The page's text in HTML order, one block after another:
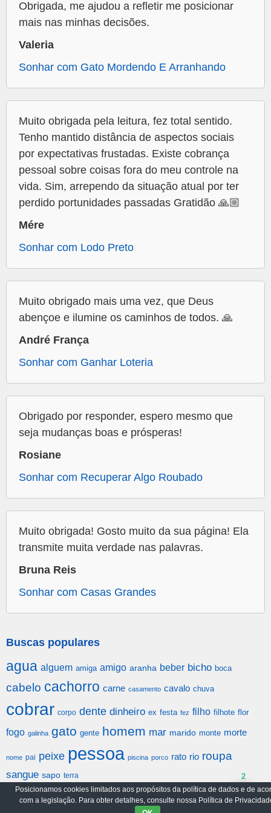
Obrigada, me ajudou a refletir me posicionar
mais nas minhas decisões.
Valeria
Sonhar com Gato Mordendo E Arranhando
Muito obrigada pela leitura, fez total sentido.
Tenho mantido distância de aspectos sociais
por expectativas frustadas. Existe cobrança
pessoal sobre coisas fora do meu controle na
vida. Sim, arrependo da situação atual por ter
perdido portunidades passadas Gratidão 🙏🏼
Mére
Sonhar com Lodo Preto
Muito obrigado mais uma vez, que Deus
abençoe e ilumine os caminhos de todos. 🙏
André França
Sonhar com Ganhar Loteria
Obrigado por responder, espero mesmo que
seja mudanças boas e prósperas!
Rosiane
Sonhar com Recuperar Algo Roubado
Muito obrigada! Gosto muito da sua página! Ela
transmite muita verdade nas palavras.
Bruna Reis
Sonhar com Casas Grandes
Buscas populares
agua alguem amiga amigo aranha beber bicho boca
cabelo cachorro carne casamento cavalo chuva
cobrar corpo dente dinheiro ex festa fez filho filhote flor
fogo galinha gato gente homem mar marido monte morte
nome pai peixe pessoa piscina porco rato rio roupa
sangue sapo terra
Arquivo Política de Privacidade
Posicionamos cookies limitados aos propósitos da política de dados e de
com a legislação. Para obter detalhes, consulte nossa Política de
2